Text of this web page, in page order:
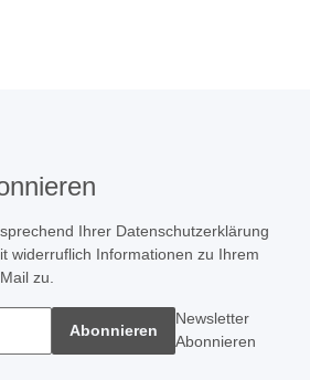
Ihrer Datenschutzerklärung
widerruflich Informationen zu Ihrem
zu.
Abonnieren
Newsletter
Abonnieren